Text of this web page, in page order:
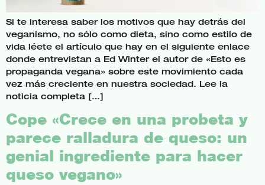
Si te interesa saber los motivos que hay detrás del
veganismo, no sólo como dieta, sino como estilo de
vida léete el artículo que hay en el siguiente enlace
donde entrevistan a Ed Winter el autor de «Esto es
propaganda vegana» sobre este movimiento cada
vez más creciente en nuestra sociedad. Lee la
noticia completa […]
Cope «Crece en una probeta y
parece ralladura de queso: un
genial ingrediente para hacer
queso vegano»